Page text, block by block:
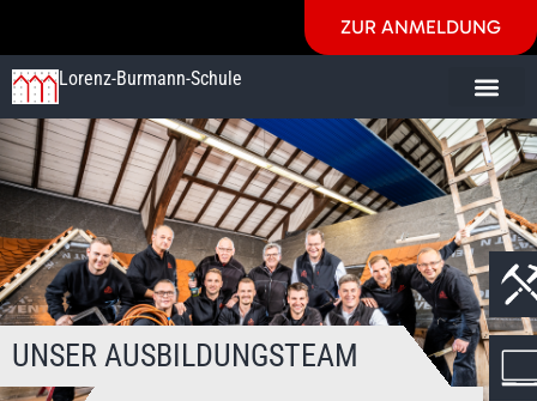
ZUR ANMELDUNG
Lorenz-Burmann-Schule
UNSER AUSBILDUNGSTEAM